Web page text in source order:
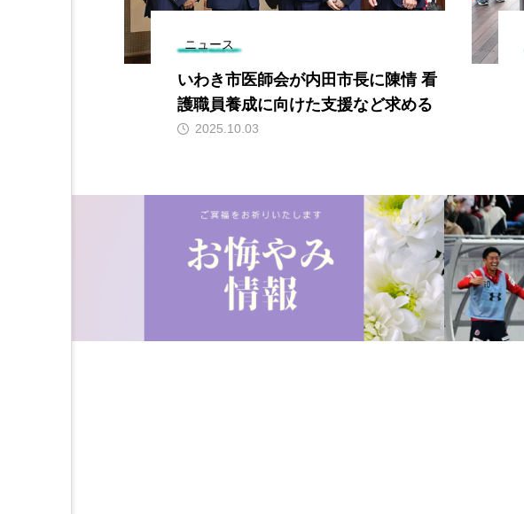
ニュース
いわき市医師会が内田市長に陳情 看
護職員養成に向けた支援など求める
2025.10.03